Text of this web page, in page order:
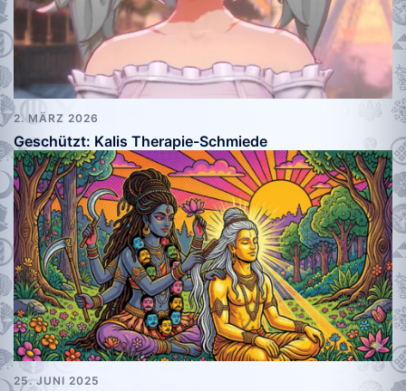
2. MÄRZ 2026
Geschützt: Kalis Therapie-Schmiede
25. JUNI 2025